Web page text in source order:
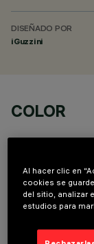
DISEÑADO POR
iGuzzini
COLOR
DATOS
ÚLTIMA
Al hacer clic en
cookies se
del sitio, analizar
estudios para